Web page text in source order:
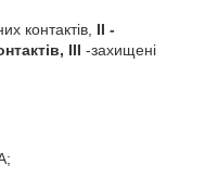
контактів, II -
III -захищені